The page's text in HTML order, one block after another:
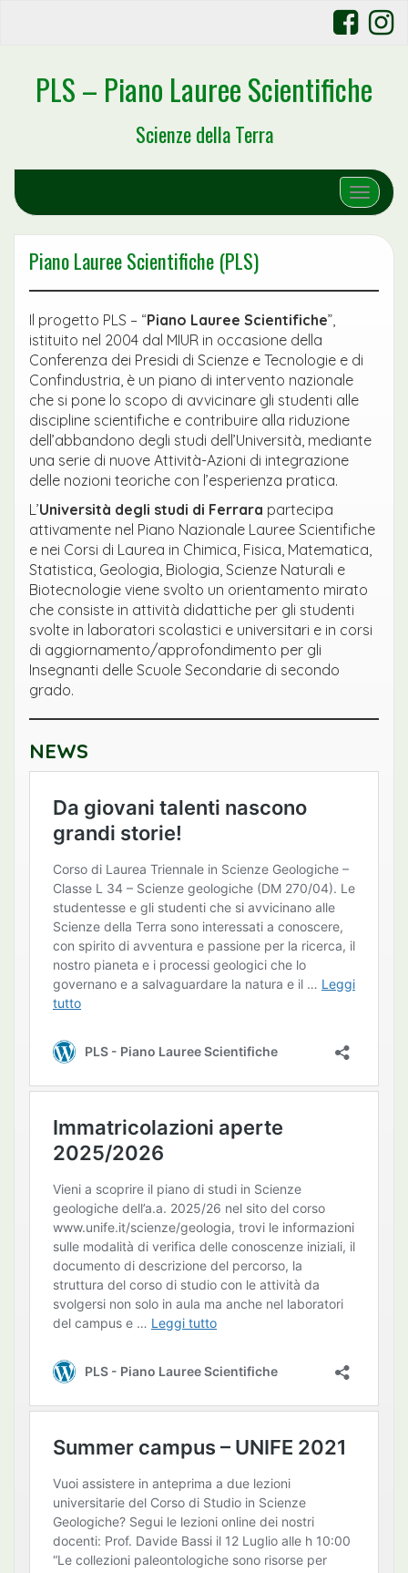
PLS – Piano Lauree Scientifiche
Scienze della Terra
Toggle
Piano Lauree Scientifiche (PLS)
Il progetto PLS – “Piano Lauree Scientifiche”,
istituito nel 2004 dal MIUR in occasione della
Conferenza dei Presidi di Scienze e Tecnologie e di
Confindustria, è un piano di intervento nazionale
che si pone lo scopo di avvicinare gli studenti alle
discipline scientifiche e contribuire alla riduzione
dell’abbandono degli studi dell’Università, mediante
una serie di nuove Attività-Azioni di integrazione
delle nozioni teoriche con l’esperienza pratica.
L’Università degli studi di Ferrara partecipa
attivamente nel Piano Nazionale Lauree Scientifiche
e nei Corsi di Laurea in Chimica, Fisica, Matematica,
Statistica, Geologia, Biologia, Scienze Naturali e
Biotecnologie viene svolto un orientamento mirato
che consiste in attività didattiche per gli studenti
svolte in laboratori scolastici e universitari e in corsi
di aggiornamento/approfondimento per gli
Insegnanti delle Scuole Secondarie di secondo
grado.
NEWS